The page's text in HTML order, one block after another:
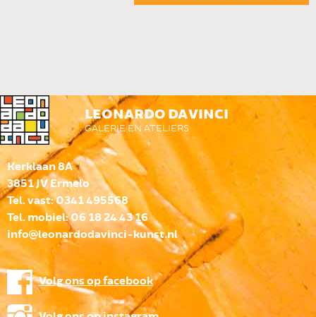
LEONARDO DA VINCI
GALERIE EN ATELIERS
Kerklaan 8A
3851 JV Ermelo
Tel. vast: 0341 495568
Tel. mobiel: 06 18 24 43 16
info@leonardodavinci-kunst.nl
Volg ons op facebook